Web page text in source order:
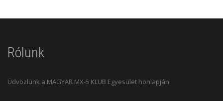
Rólunk
Üdvözlünk a MAGYAR MX-5 KLUB Egyesület honlapján!